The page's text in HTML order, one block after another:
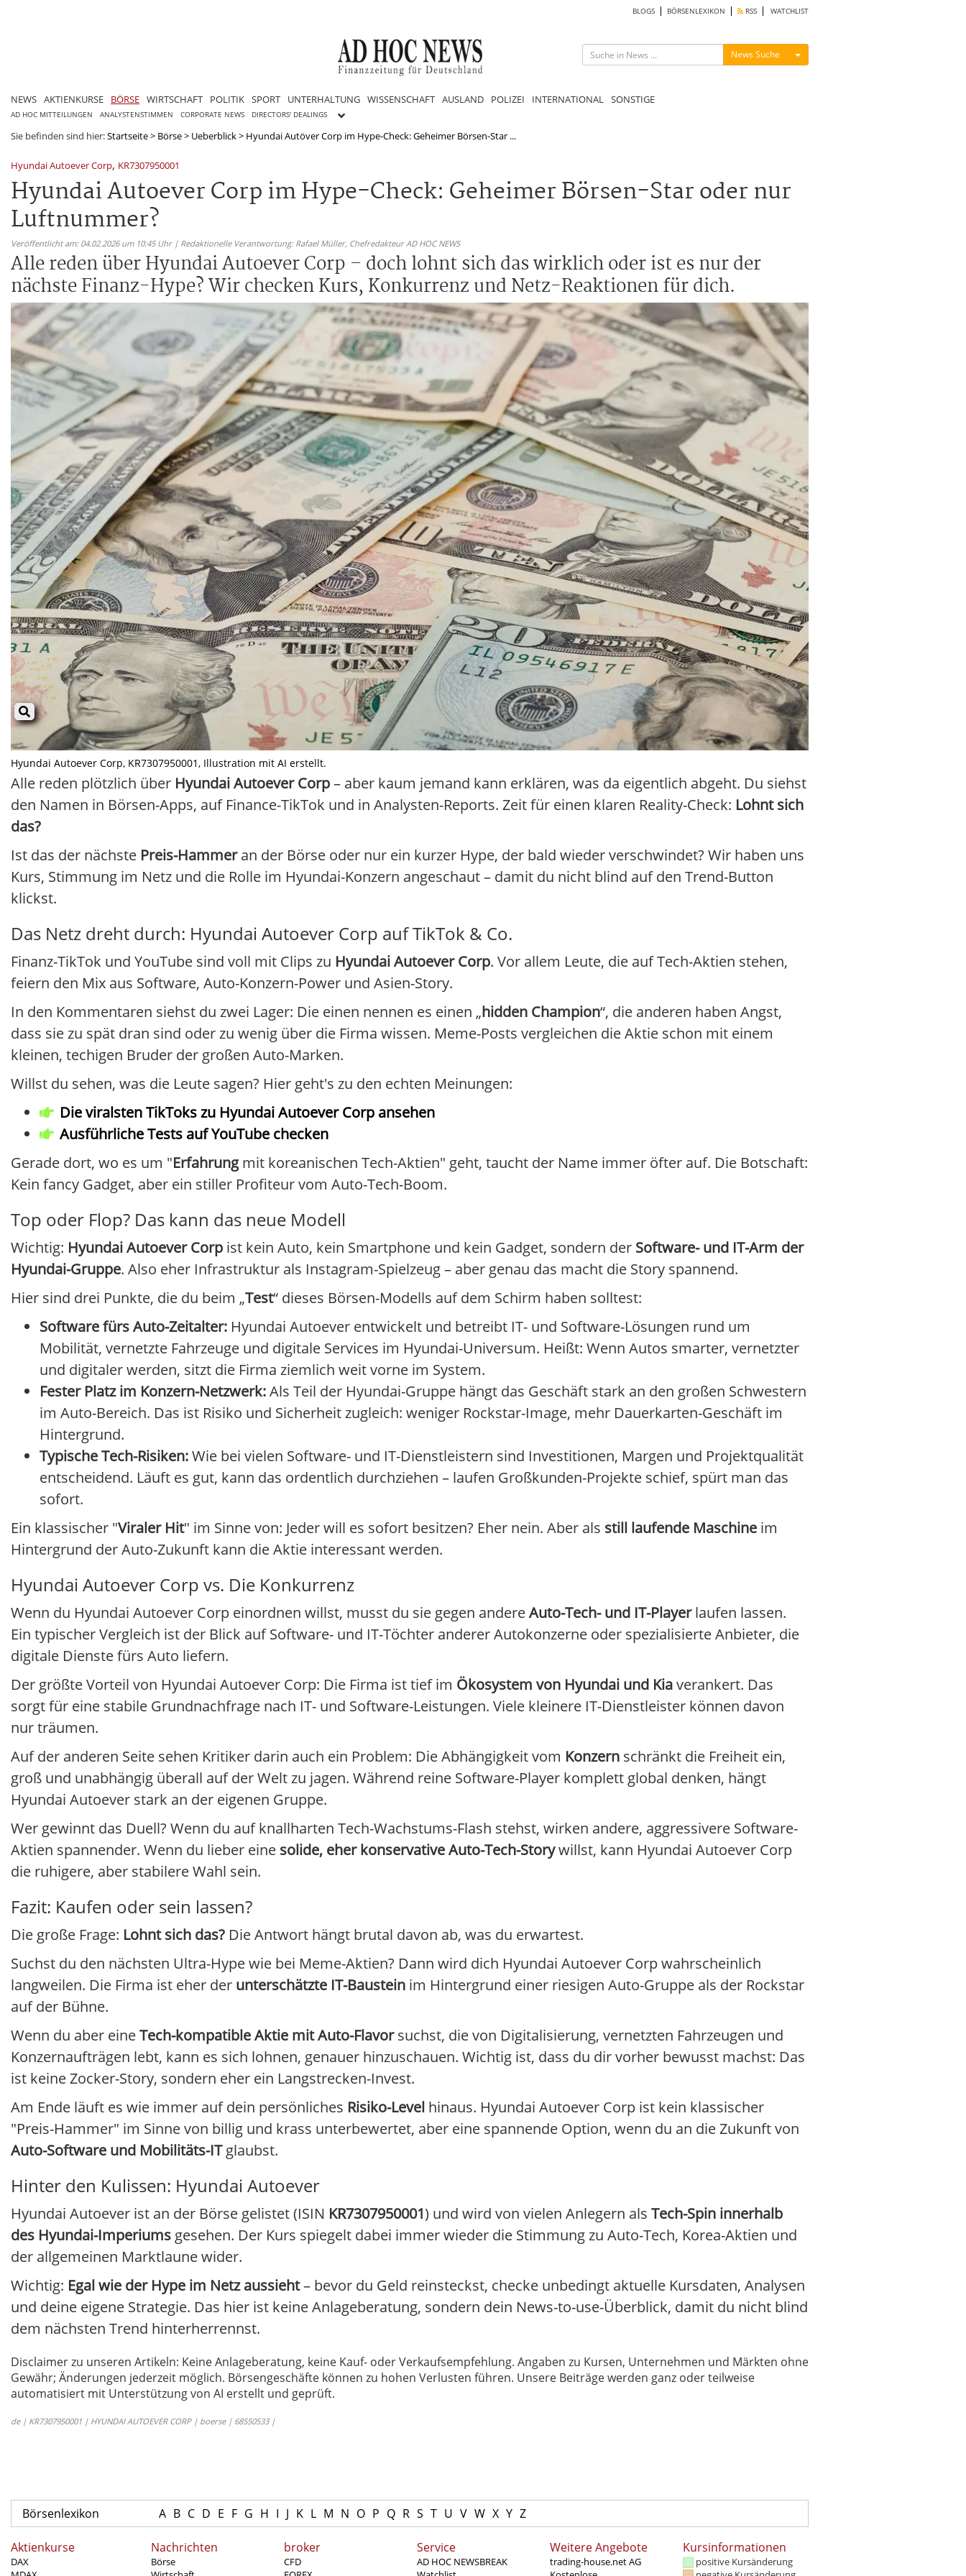
BLOGS BÖRSENLEXIKON RSS WATCHLIST
News Suche Menü ein-/ausblenden
NEWS AKTIENKURSE BÖRSE WIRTSCHAFT POLITIK SPORT UNTERHALTUNG WISSENSCHAFT AUSLAND POLIZEI INTERNATIONAL SONSTIGE
AD HOC MITTEILUNGEN ANALYSTENSTIMMEN CORPORATE NEWS DIRECTORS' DEALINGS
Sie befinden sind hier:Startseite> Börse> Ueberblick> Hyundai Autöver Corp im Hype-Check: Geheimer Börsen-Star ...
Hyundai Autoever Corp, KR7307950001
Hyundai Autoever Corp im Hype-Check: Geheimer Börsen-Star oder nur
Luftnummer?
Veröffentlicht am: 04.02.2026 um 10:45 Uhr | Redaktionelle Verantwortung: Rafael Müller, Chefredakteur AD HOC NEWS
Alle reden über Hyundai Autoever Corp – doch lohnt sich das wirklich oder ist es nur der
nächste Finanz-Hype? Wir checken Kurs, Konkurrenz und Netz-Reaktionen für dich.
Hyundai Autoever Corp, KR7307950001, Illustration mit AI erstellt.
Alle reden plötzlich über Hyundai Autoever Corp– aber kaum jemand kann erklären, was da eigentlich abgeht. Du siehst
den Namen in Börsen-Apps, auf Finance-TikTok und in Analysten-Reports. Zeit für einen klaren Reality-Check: Lohnt sich
das?
Ist das der nächste Preis-Hammeran der Börse oder nur ein kurzer Hype, der bald wieder verschwindet? Wir haben uns
Kurs, Stimmung im Netz und die Rolle im Hyundai-Konzern angeschaut – damit du nicht blind auf den Trend-Button
klickst.
Das Netz dreht durch: Hyundai Autoever Corp auf TikTok & Co.
Finanz-TikTok und YouTube sind voll mit Clips zu Hyundai Autoever Corp. Vor allem Leute, die auf Tech-Aktien stehen,
feiern den Mix aus Software, Auto-Konzern-Power und Asien-Story.
In den Kommentaren siehst du zwei Lager: Die einen nennen es einen „hidden Champion“, die anderen haben Angst,
dass sie zu spät dran sind oder zu wenig über die Firma wissen. Meme-Posts vergleichen die Aktie schon mit einem
kleinen, techigen Bruder der großen Auto-Marken.
Willst du sehen, was die Leute sagen? Hier geht's zu den echten Meinungen:
Die viralsten TikToks zu Hyundai Autoever Corp ansehen
Ausführliche Tests auf YouTube checken
Gerade dort, wo es um "Erfahrungmit koreanischen Tech-Aktien" geht, taucht der Name immer öfter auf. Die Botschaft:
Kein fancy Gadget, aber ein stiller Profiteur vom Auto-Tech-Boom.
Top oder Flop? Das kann das neue Modell
Wichtig: Hyundai Autoever Corp ist kein Auto, kein Smartphone und kein Gadget, sondern der Software- und IT-Arm der
Hyundai-Gruppe. Also eher Infrastruktur als Instagram-Spielzeug – aber genau das macht die Story spannend.
Hier sind drei Punkte, die du beim „Test“ dieses Börsen-Modells auf dem Schirm haben solltest:
Software fürs Auto-Zeitalter: Hyundai Autoever entwickelt und betreibt IT- und Software-Lösungen rund um
Mobilität, vernetzte Fahrzeuge und digitale Services im Hyundai-Universum. Heißt: Wenn Autos smarter, vernetzter
und digitaler werden, sitzt die Firma ziemlich weit vorne im System.
Fester Platz im Konzern-Netzwerk:Als Teil der Hyundai-Gruppe hängt das Geschäft stark an den großen Schwestern
im Auto-Bereich. Das ist Risiko und Sicherheit zugleich: weniger Rockstar-Image, mehr Dauerkarten-Geschäft im
Hintergrund.
Typische Tech-Risiken:Wie bei vielen Software- und IT-Dienstleistern sind Investitionen, Margen und Projektqualität
entscheidend. Läuft es gut, kann das ordentlich durchziehen – laufen Großkunden-Projekte schief, spürt man das
sofort.
Ein klassischer "Viraler Hit" im Sinne von: Jeder will es sofort besitzen? Eher nein. Aber als still laufende Maschine im
Hintergrund der Auto-Zukunft kann die Aktie interessant werden.
Hyundai Autoever Corp vs. Die Konkurrenz
Wenn du Hyundai Autoever Corp einordnen willst, musst du sie gegen andereAuto-Tech- und IT-Playerlaufen lassen.
Ein typischer Vergleich ist der Blick auf Software- und IT-Töchter anderer Autokonzerne oder spezialisierte Anbieter, die
digitale Dienste fürs Auto liefern.
Der größte Vorteil von Hyundai Autoever Corp: Die Firma ist tief im Ökosystem von Hyundai und Kiaverankert. Das
sorgt für eine stabile Grundnachfrage nach IT- und Software-Leistungen. Viele kleinere IT-Dienstleister können davon
nur träumen.
Auf der anderen Seite sehen Kritiker darin auch ein Problem: Die Abhängigkeit vom Konzern schränkt die Freiheit ein,
groß und unabhängig überall auf der Welt zu jagen. Während reine Software-Player komplett global denken, hängt
Hyundai Autoever stark an der eigenen Gruppe.
Wer gewinnt das Duell? Wenn du auf knallharten Tech-Wachstums-Flash stehst, wirken andere, aggressivere Software-
Aktien spannender. Wenn du lieber eine solide, eher konservative Auto-Tech-Storywillst, kann Hyundai Autoever Corp
die ruhigere, aber stabilere Wahl sein.
Fazit: Kaufen oder sein lassen?
Die große Frage: Lohnt sich das? Die Antwort hängt brutal davon ab, was du erwartest.
Suchst du den nächsten Ultra-Hype wie bei Meme-Aktien? Dann wird dich Hyundai Autoever Corp wahrscheinlich
langweilen. Die Firma ist eher der unterschätzte IT-Baustein im Hintergrund einer riesigen Auto-Gruppe als der Rockstar
auf der Bühne.
Wenn du aber eineTech-kompatible Aktie mit Auto-Flavorsuchst, die von Digitalisierung, vernetzten Fahrzeugen und
Konzernaufträgen lebt, kann es sich lohnen, genauer hinzuschauen. Wichtig ist, dass du dir vorher bewusst machst: Das
ist keine Zocker-Story, sondern eher ein Langstrecken-Invest.
Am Ende läuft es wie immer auf dein persönliches Risiko-Level hinaus. Hyundai Autoever Corp ist kein klassischer
"Preis-Hammer" im Sinne von billig und krass unterbewertet, aber eine spannende Option, wenn du an die Zukunft von
Auto-Software und Mobilitäts-ITglaubst.
Hinter den Kulissen: Hyundai Autoever
Hyundai Autoever ist an der Börse gelistet (ISIN KR7307950001) und wird von vielen Anlegern als Tech-Spin innerhalb
des Hyundai-Imperiumsgesehen. Der Kurs spiegelt dabei immer wieder die Stimmung zu Auto-Tech, Korea-Aktien und
der allgemeinen Marktlaune wider.
Wichtig: Egal wie der Hype im Netz aussieht– bevor du Geld reinsteckst, checke unbedingt aktuelle Kursdaten, Analysen
und deine eigene Strategie. Das hier ist keine Anlageberatung, sondern dein News-to-use-Überblick, damit du nicht blind
dem nächsten Trend hinterherrennst.
Disclaimer zu unseren Artikeln: Keine Anlageberatung, keine Kauf- oder Verkaufsempfehlung. Angaben zu Kursen, Unternehmen und Märkten ohne
Gewähr; Änderungen jederzeit möglich. Börsengeschäfte können zu hohen Verlusten führen. Unsere Beiträge werden ganz oder teilweise
automatisiert mit Unterstützung von AI erstellt und geprüft.
de | KR7307950001 | HYUNDAI AUTOEVER CORP | boerse | 68550533 |
Börsenlexikon A B C D E F G H I J K L M N O P Q R S T U V W X Y Z
Aktienkurse
DAX
Nachrichten
Börse
broker
CFD
Service
AD HOC NEWSBREAK
Weitere Angebote
trading-house.net AG
Kursinformationen
positive Kursänderung